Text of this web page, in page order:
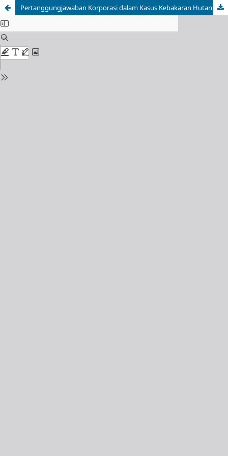
Pertanggungjawaban Korporasi dalam Kasus Kebakaran Hutan Dalam Perspektif Hukum Acara Perdata.